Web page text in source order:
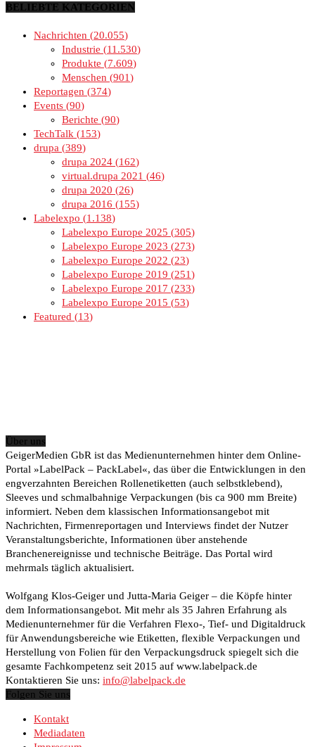
BELIEBTE KATEGORIEN
Nachrichten
20.055
Industrie
11.530
Produkte
7.609
Menschen
901
Reportagen
374
Events 90
Berichte
90
TechTalk
153
drupa
389
drupa 2024
162
virtual.drupa 2021
46
drupa 2020
26
drupa 2016
155
Labelexpo
1.138
Labelexpo Europe 2025
305
Labelexpo Europe 2023
273
Labelexpo Europe 2022
23
Labelexpo Europe 2019
251
Labelexpo Europe 2017
233
Labelexpo Europe 2015
53
Featured
13
Über uns
GeigerMedien GbR ist das Medienunternehmen hinter dem Online-
Portal »LabelPack – PackLabel«, das über die Entwicklungen in den
engverzahnten Bereichen Rollenetiketten (auch selbstklebend),
Sleeves und schmalbahnige Verpackungen (bis ca 900 mm Breite)
informiert. Neben dem klassischen Informationsangebot mit
Nachrichten, Firmenreportagen und Interviews findet der Nutzer
Veranstaltungsberichte, Informationen über anstehende
Branchenereignisse und technische Beiträge. Das Portal wird
mehrmals täglich aktualisiert.
Wolfgang Klos-Geiger und Jutta-Maria Geiger – die Köpfe hinter
dem Informationsangebot. Mit mehr als 35 Jahren Erfahrung als
Medienunternehmer für die Verfahren Flexo-, Tief- und Digitaldruck
für Anwendungsbereiche wie Etiketten, flexible Verpackungen und
Herstellung von Folien für den Verpackungsdruck spiegelt sich die
gesamte Fachkompetenz seit 2015 auf www.labelpack.de
Kontaktieren Sie uns: info@labelpack.de
Folgen Sie uns
Kontakt
Mediadaten